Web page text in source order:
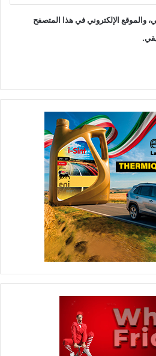
والموقع الإلكتروني في هذا المتصفح